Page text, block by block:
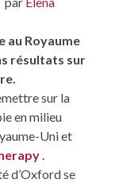
au Royaume
résultats sur
sur la
en milieu
Uni et
d’Oxford se